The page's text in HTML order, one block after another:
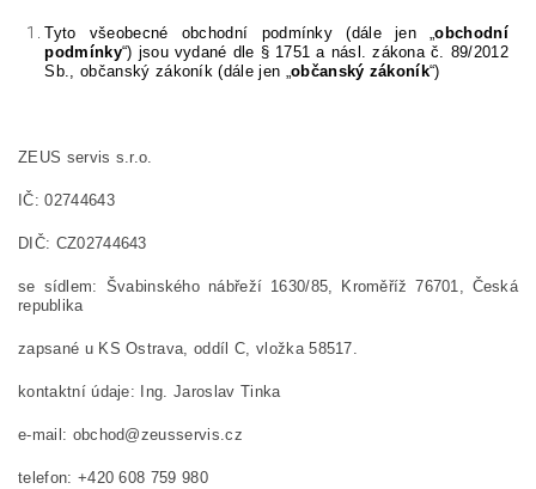
Tyto všeobecné obchodní podmínky (dále jen „obchodní
podmínky“) jsou vydané dle § 1751 a násl. zákona č. 89/2012
Sb., občanský zákoník (dále jen „občanský zákoník“)
ZEUS servis s.r.o.
IČ: 02744643
DIČ: CZ02744643
se sídlem: Švabinského nábřeží 1630/85, Kroměříž 76701, Česká
republika
zapsané u KS Ostrava, oddíl C, vložka58517.
kontaktní údaje: Ing. Jaroslav Tinka
e-mail: obchod@zeusservis.cz
telefon: +420 608 759 980